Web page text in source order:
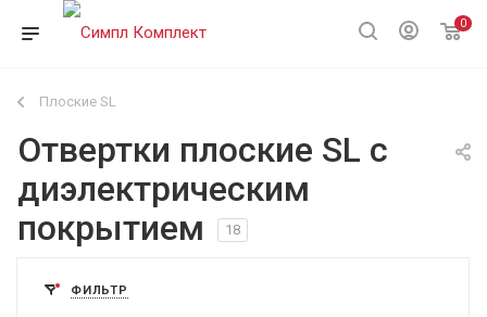
0
Плоские SL
Отвертки плоские SL с
диэлектрическим
покрытием
18
ФИЛЬТР